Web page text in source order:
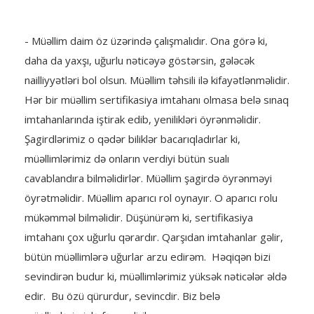
- Müəllim daim öz üzərində çalışmalıdır. Ona görə ki,
daha da yaxşı, uğurlu nəticəyə göstərsin, gələcək
nailliyyətləri bol olsun. Müəllim təhsili ilə kifayətlənməlidir.
Hər bir müəllim sertifikasiya imtahanı olmasa belə sınaq
imtahanlarında iştirak edib, yenilikləri öyrənməlidir.
Şagirdlərimiz o qədər biliklər bacarıqladırlar ki,
müəllimlərimiz də onların verdiyi bütün sualı
cavablandıra bilməlidirlər. Müəllim şagirdə öyrənməyi
öyrətməlidir. Müəllim aparıcı rol oynayır. O aparıcı rolu
mükəmməl bilməlidir. Düşünürəm ki, sertifikasiya
imtahanı çox uğurlu qərardır. Qarşıdan imtahanlar gəlir,
bütün müəllimlərə uğurlar arzu edirəm. Həqiqən bizi
sevindirən budur ki, müəllimlərimiz yüksək nəticələr əldə
edir. Bu özü qürurdur, sevincdir. Biz belə